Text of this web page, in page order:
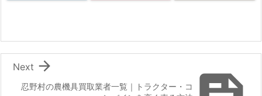
忍野村の農機具買取業者一覧｜トラクター・コ

Next